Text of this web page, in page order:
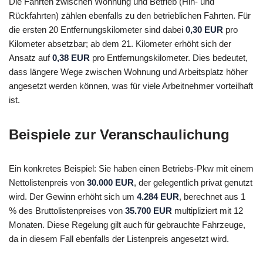
Rückfahrten) zählen ebenfalls zu den betrieblichen Fahrten. Für
die ersten 20 Entfernungskilometer sind dabei 0,30 EUR pro
Kilometer absetzbar; ab dem 21. Kilometer erhöht sich der
Ansatz auf0,38 EUR pro Entfernungskilometer. Dies bedeutet,
dass längere Wege zwischen Wohnung und Arbeitsplatz höher
angesetzt werden können, was für viele Arbeitnehmer vorteilhaft
ist.
Beispiele zur Veranschaulichung
Ein konkretes Beispiel: Sie haben einen Betriebs-Pkw mit einem
Nettolistenpreis von 30.000 EUR, der gelegentlich privat genutzt
wird. Der Gewinn erhöht sich um 4.284 EUR, berechnet aus 1
% des Bruttolistenpreises von 35.700 EUR multipliziert mit 12
Monaten. Diese Regelung gilt auch für gebrauchte Fahrzeuge,
da in diesem Fall ebenfalls der Listenpreis angesetzt wird.